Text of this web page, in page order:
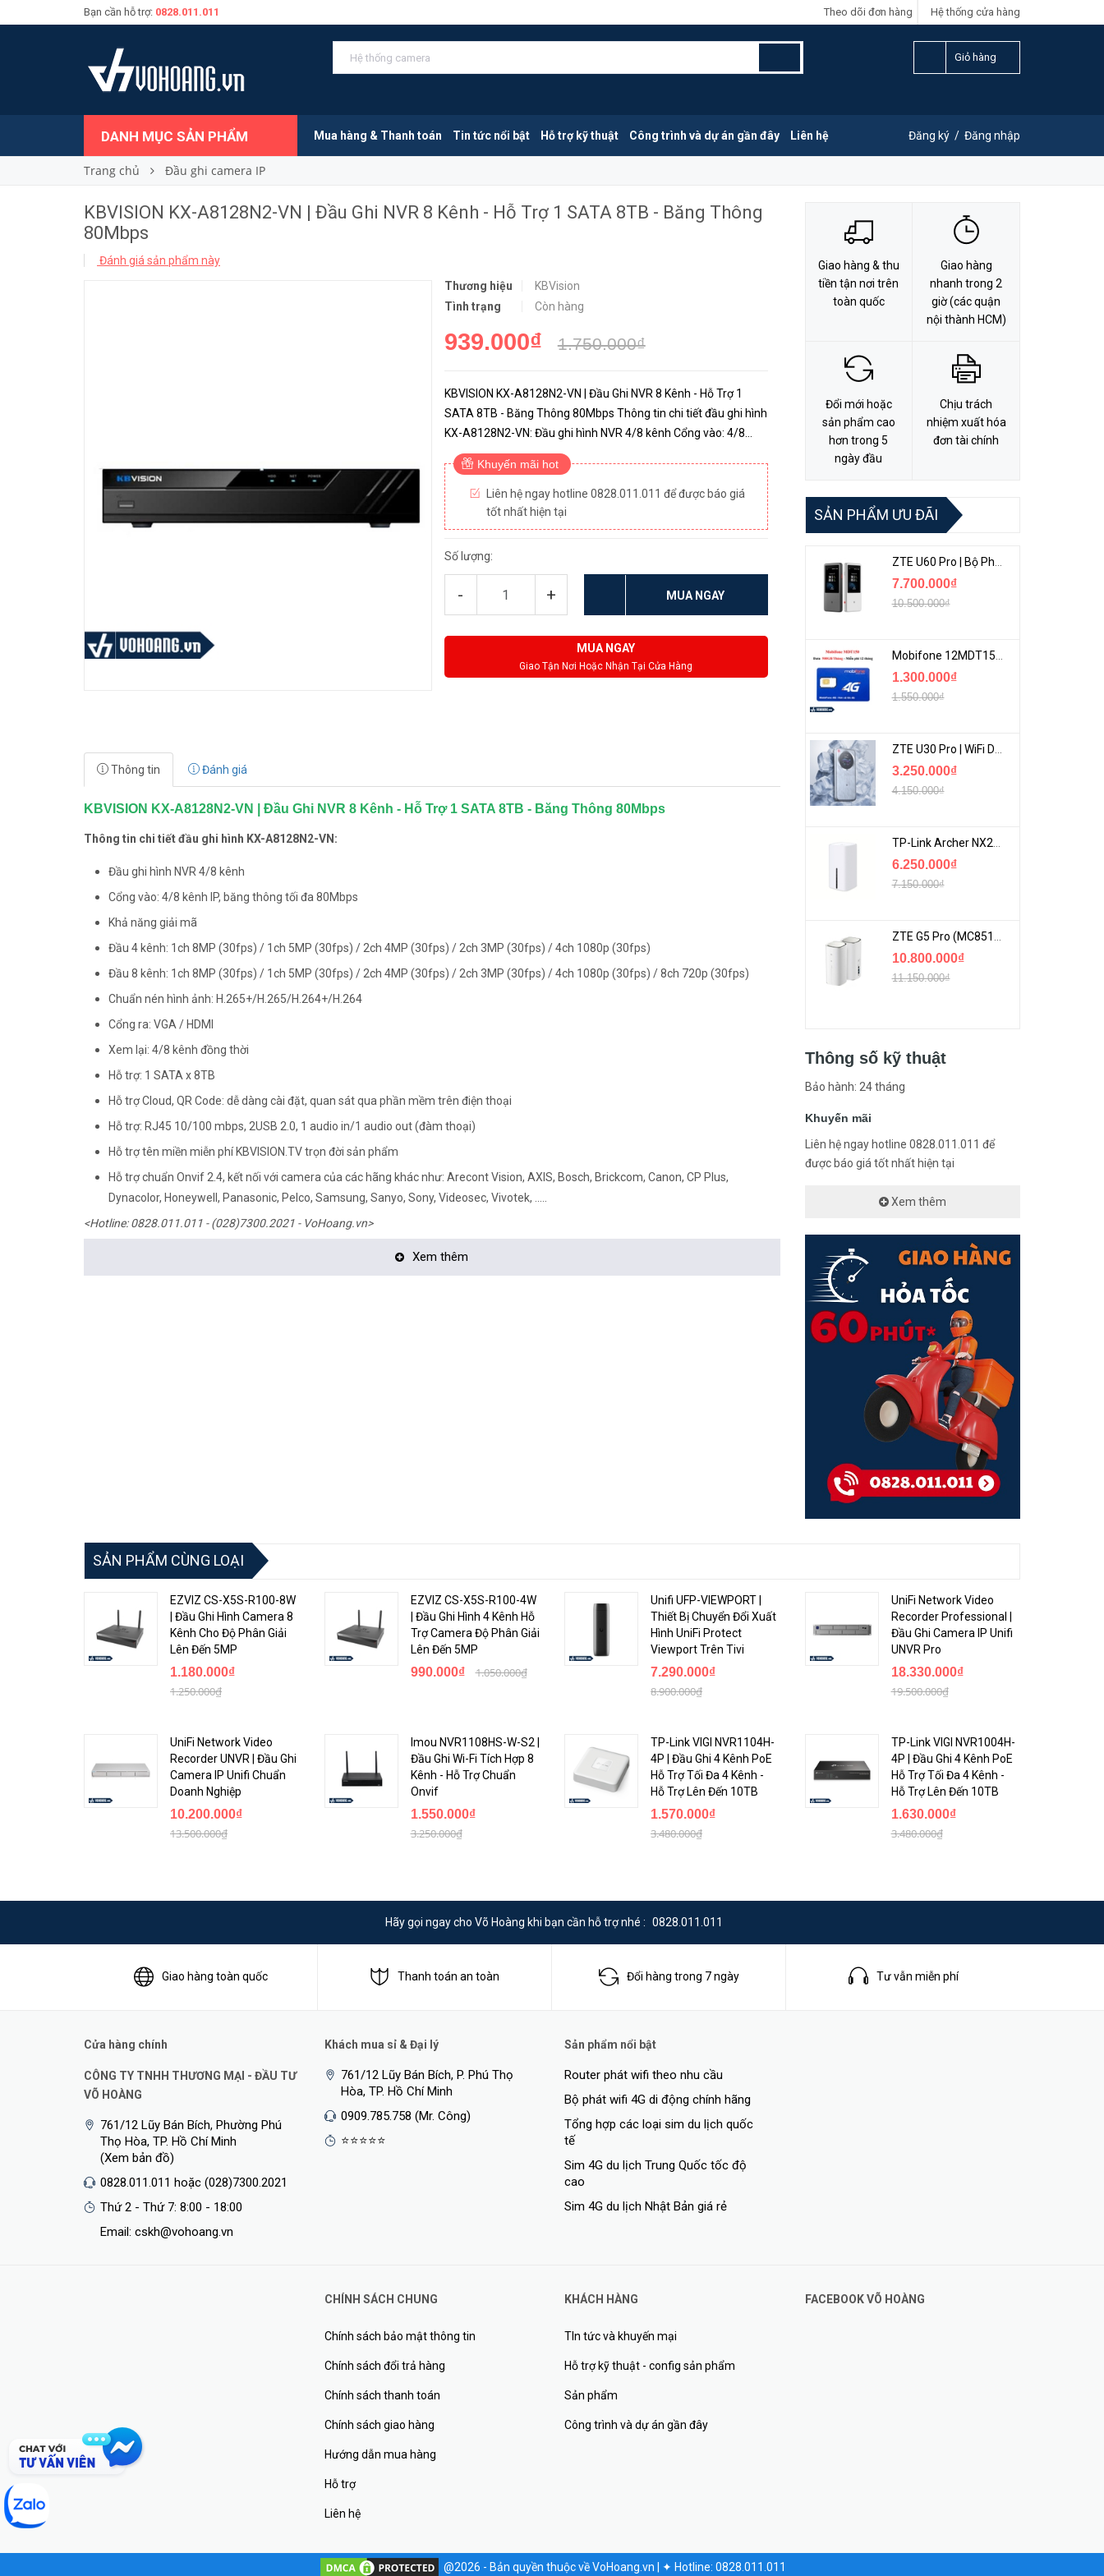
Bạn cần hỗ trợ: 0828.011.011 Hệ thống cửa hàng
Theo dõi đơn hàng
Giỏ hàng
DANH MỤC SẢN PHẨM Mua hàng & Thanh toán Tin tức nổi bật Hỗ trợ kỹ thuật Công trình và dự án gần đây Liên hệ Đăng ký / Đăng nhập
Trang chủ Đầu ghi camera IP
KBVISION KX-A8128N2-VN | Đầu Ghi NVR 8 Kênh - Hỗ Trợ 1 SATA 8TB - Băng Thông
80Mbps
Đánh giá sản phẩm này
Thương hiệu
KBVision
Tình trạng
Còn hàng
939.000₫ 1.750.000₫
KBVISION KX-A8128N2-VN | Đầu Ghi NVR 8 Kênh - Hỗ Trợ 1
SATA 8TB - Băng Thông 80Mbps Thông tin chi tiết đầu ghi hình
KX-A8128N2-VN: Đầu ghi hình NVR 4/8 kênh Cổng vào: 4/8
kênh IP, băng thông tối đa 80Mbps Khả năng giải mã Đầu 4
kênh: 1ch 8MP (30f...
Khuyến mãi hot
Liên hệ ngay hotline 0828.011.011 để được báo giá
tốt nhất hiện tại
Số lượng:
- + MUA NGAY
MUA NGAY
Giao Tận Nơi Hoặc Nhận Tại Cửa Hàng
MUA NGAY LIÊN HỆ ĐẶT HÀNG
Thông tin Đánh giá
KBVISION KX-A8128N2-VN | Đầu Ghi NVR 8 Kênh - Hỗ Trợ 1 SATA 8TB - Băng Thông 80Mbps
Thông tin chi tiết đầu ghi hình KX-A8128N2-VN:
Đầu ghi hình NVR 4/8 kênh
Cổng vào: 4/8 kênh IP, băng thông tối đa 80Mbps
Khả năng giải mã
Đầu 4 kênh: 1ch 8MP (30fps) / 1ch 5MP (30fps) / 2ch 4MP (30fps) / 2ch 3MP (30fps) / 4ch 1080p (30fps)
Đầu 8 kênh: 1ch 8MP (30fps) / 1ch 5MP (30fps) / 2ch 4MP (30fps) / 2ch 3MP (30fps) / 4ch 1080p (30fps) / 8ch 720p (30fps)
Chuẩn nén hình ảnh: H.265+/H.265/H.264+/H.264
Cổng ra: VGA / HDMI
Xem lại: 4/8 kênh đồng thời
Hỗ trợ: 1 SATA x 8TB
Hỗ trợ Cloud, QR Code: dễ dàng cài đặt, quan sát qua phần mềm trên điện thoại
Hỗ trợ: RJ45 10/100 mbps, 2USB 2.0, 1 audio in/1 audio out (đàm thoại)
Hỗ trợ tên miền miễn phí KBVISION.TV trọn đời sản phẩm
Hỗ trợ chuẩn Onvif 2.4, kết nối với camera của các hãng khác như: Arecont Vision, AXIS, Bosch, Brickcom, Canon, CP Plus,
Dynacolor, Honeywell, Panasonic, Pelco, Samsung, Sanyo, Sony, Videosec, Vivotek, .....
<Hotline: 0828.011.011 - (028)7300.2021 - VoHoang.vn>
Tư vấn cách chọn loại camera và dịch vụ lắp đặt camera tận nơi:TẠI ĐÂY
Xem thêm
Giao hàng & thu
tiền tận nơi trên
toàn quốc
Giao hàng
nhanh trong 2
giờ (các quận
nội thành HCM)
Đổi mới hoặc
sản phẩm cao
hơn trong 5
ngày đầu
Chịu trách
nhiệm xuất hóa
đơn tài chính
SẢN PHẨM ƯU ĐÃI
ZTE U60 Pro | Bộ Phát 5G Cầm Tay Tích Hợp Công Nghệ WiFi 7, Pin 10000mAh
7.700.000₫
10.500.000₫
Mobifone 12MDT150 | Sim Chuyên 4G Mobifone Dung Lượng Cao 500GB/Tháng Gói 1 Năm
1.300.000₫
1.550.000₫
ZTE U30 Pro | WiFi Di Động 5G Tốc Độ Lên Đến 500Mbps, Màn Hình Cảm Ứng
3.250.000₫
4.150.000₫
TP-Link Archer NX200 | Bộ Phát WiFi Dùng Sim 5G Tốc Độ Cao Mới FullBox
6.250.000₫
7.150.000₫
ZTE G5 Pro (MC8512) | Router 5G WiFi7 Be7200 Hỗ Trợ Băng Tần 6Ghz Cực Mạnh
10.800.000₫
11.150.000₫
Thông số kỹ thuật
Bảo hành: 24 tháng
Khuyến mãi
Liên hệ ngay hotline 0828.011.011 để
được báo giá tốt nhất hiện tại
Xem thêm
SẢN PHẨM CÙNG LOẠI
EZVIZ CS-X5S-R100-8W
| Đầu Ghi Hình Camera 8
Kênh Cho Độ Phân Giải
Lên Đến 5MP
1.180.000₫
1.250.000₫
EZVIZ CS-X5S-R100-4W
| Đầu Ghi Hình 4 Kênh Hỗ
Trợ Camera Độ Phân Giải
Lên Đến 5MP
990.000₫ 1.050.000₫
Unifi UFP-VIEWPORT |
Thiết Bị Chuyển Đổi Xuất
Hình UniFi Protect
Viewport Trên Tivi
7.290.000₫
8.900.000₫
UniFi Network Video
Recorder Professional |
Đầu Ghi Camera IP Unifi
UNVR Pro
18.330.000₫
19.500.000₫
UniFi Network Video
Recorder UNVR | Đầu Ghi
Camera IP Unifi Chuẩn
Doanh Nghiệp
10.200.000₫
13.500.000₫
Imou NVR1108HS-W-S2 |
Đầu Ghi Wi-Fi Tích Hợp 8
Kênh - Hỗ Trợ Chuẩn
Onvif
1.550.000₫
3.250.000₫
TP-Link VIGI NVR1104H-
4P | Đầu Ghi 4 Kênh PoE
Hỗ Trợ Tối Đa 4 Kênh -
Hỗ Trợ Lên Đến 10TB
1.570.000₫
3.480.000₫
TP-Link VIGI NVR1004H-
4P | Đầu Ghi 4 Kênh PoE
Hỗ Trợ Tối Đa 4 Kênh -
Hỗ Trợ Lên Đến 10TB
1.630.000₫
3.480.000₫
Hãy gọi ngay cho Võ Hoàng khi bạn cần hỗ trợ nhé : 0828.011.011
Giao hàng toàn quốc Thanh toán an toàn Đổi hàng trong 7 ngày Tư vẫn miễn phí
Cửa hàng chính
CÔNG TY TNHH THƯƠNG MẠI - ĐẦU TƯ
VÕ HOÀNG
761/12 Lũy Bán Bích, Phường Phú
Thọ Hòa, TP. Hồ Chí Minh
(Xem bản đồ)
0828.011.011 hoặc (028)7300.2021
Thứ 2 - Thứ 7: 8:00 - 18:00
Email: cskh@vohoang.vn
Khách mua sỉ & Đại lý
761/12 Lũy Bán Bích, P. Phú Thọ
Hòa, TP. Hồ Chí Minh
0909.785.758 (Mr. Công)
⭐⭐⭐⭐⭐
Sản phẩm nổi bật
Router phát wifi theo nhu cầu
Bộ phát wifi 4G di động chính hãng
Tổng hợp các loại sim du lịch quốc
tế
Sim 4G du lịch Trung Quốc tốc độ
cao
Sim 4G du lịch Nhật Bản giá rẻ
CHÍNH SÁCH CHUNG
Chính sách bảo mật thông tin
Chính sách đổi trả hàng
Chính sách thanh toán
Chính sách giao hàng
Hướng dẫn mua hàng
Hỗ trợ
Liên hệ
KHÁCH HÀNG
TIn tức và khuyến mại
Hỗ trợ kỹ thuật - config sản phẩm
Sản phẩm
Công trình và dự án gần đây
FACEBOOK VÕ HOÀNG
@2026 - Bản quyền thuộc về VoHoang.vn ✦ Hotline: 0828.011.011